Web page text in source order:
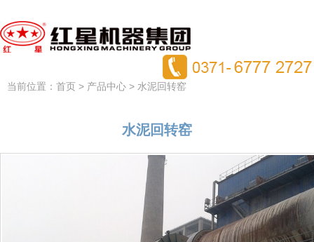
当前位置： 首页 > 产品中心 > 水泥回转窑
水泥回转窑